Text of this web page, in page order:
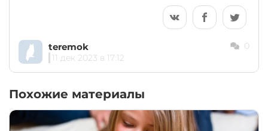
teremok
11 дек 2023 в 17:12
0
Похожие материалы